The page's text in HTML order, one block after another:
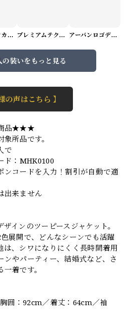
グラフィックカーゴショートパンツ M1029 プレミアムテクスチャーニット（4color） M0971 アーバンロゴデザインTシャツ（3color） M0984
の装いをもっと見る
の声はこちら 】
品★★★
所品です。
で
ド：MHK0100
ンコードを入力！割引が自動で適
出来ません
インのツーピースジャケット。
展開で、どんなシーンでも活躍
は、シワになりにくく長時間着用
ンやパーティー、結婚式など、さ
着です。
囲：92cm／着丈：64cm／袖